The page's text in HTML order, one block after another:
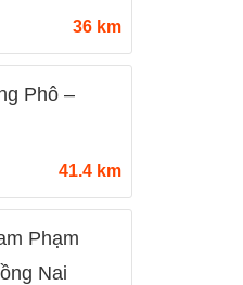
36 km
Phô –
41.4 km
Phạm
Nai